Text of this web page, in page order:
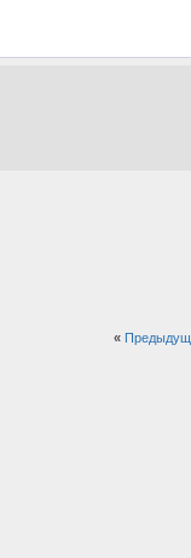
«